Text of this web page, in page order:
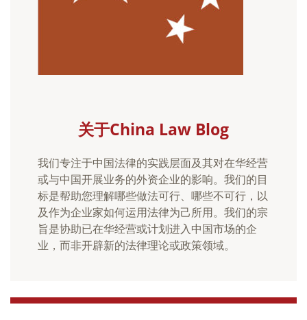
关于China Law Blog
我们专注于中国法律的实践层面及其对在华经营
或与中国开展业务的外资企业的影响。我们的目
标是帮助您理解哪些做法可行、哪些不可行，以
及作为企业家如何运用法律为己所用。我们的宗
旨是协助已在华经营或计划进入中国市场的企
业，而非开辟新的法律理论或政策领域。